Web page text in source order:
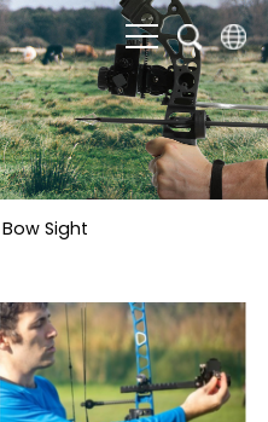
English
čeština
Deutsch
Français
Português
Brasil
Sight